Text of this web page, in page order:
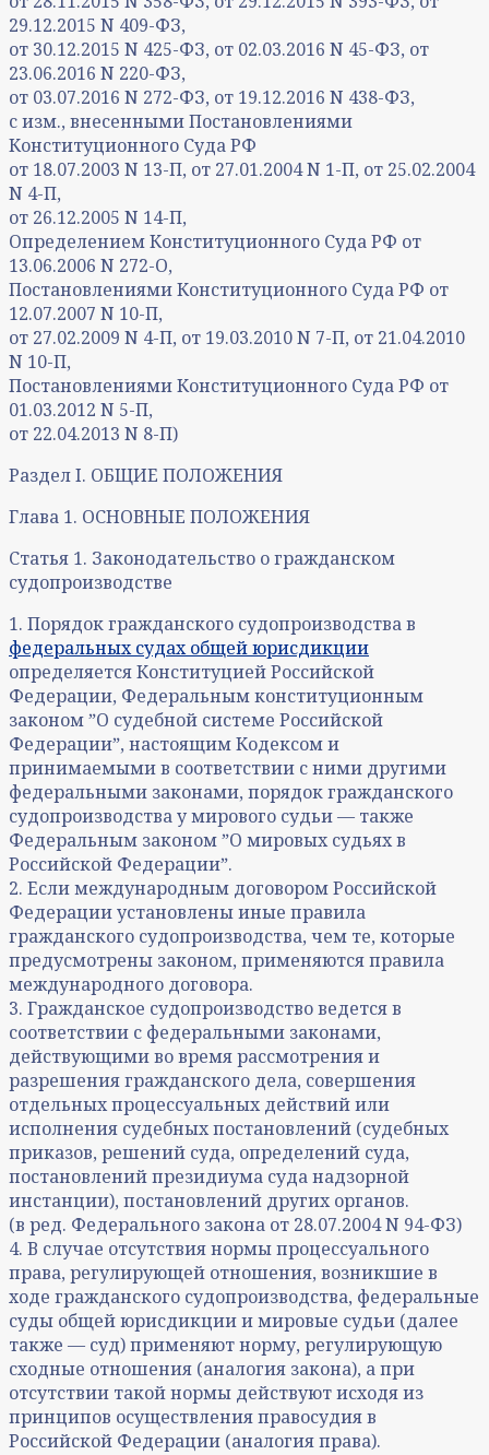
29.12.2015 N 409-ФЗ,
от 30.12.2015 N 425-ФЗ, от 02.03.2016 N 45-ФЗ, от
23.06.2016 N 220-ФЗ,
от 03.07.2016 N 272-ФЗ, от 19.12.2016 N 438-ФЗ,
с изм., внесенными Постановлениями
Конституционного Суда РФ
от 18.07.2003 N 13-П, от 27.01.2004 N 1-П, от 25.02.2004
N 4-П,
от 26.12.2005 N 14-П,
Определением Конституционного Суда РФ от
13.06.2006 N 272-О,
Постановлениями Конституционного Суда РФ от
12.07.2007 N 10-П,
от 27.02.2009 N 4-П, от 19.03.2010 N 7-П, от 21.04.2010
N 10-П,
Постановлениями Конституционного Суда РФ от
01.03.2012 N 5-П,
от 22.04.2013 N 8-П)
Раздел I. ОБЩИЕ ПОЛОЖЕНИЯ
Глава 1. ОСНОВНЫЕ ПОЛОЖЕНИЯ
Статья 1. Законодательство о гражданском
судопроизводстве
1. Порядок гражданского судопроизводства в
федеральных судах общей юрисдикции
определяется Конституцией Российской
Федерации, Федеральным конституционным
законом ˮО судебной системе Российской
Федерацииˮ, настоящим Кодексом и
принимаемыми в соответствии с ними другими
федеральными законами, порядок гражданского
судопроизводства у мирового судьи — также
Федеральным законом ˮО мировых судьях в
Российской Федерацииˮ.
2. Если международным договором Российской
Федерации установлены иные правила
гражданского судопроизводства, чем те, которые
предусмотрены законом, применяются правила
международного договора.
3. Гражданское судопроизводство ведется в
соответствии с федеральными законами,
действующими во время рассмотрения и
разрешения гражданского дела, совершения
отдельных процессуальных действий или
исполнения судебных постановлений (судебных
приказов, решений суда, определений суда,
постановлений президиума суда надзорной
инстанции), постановлений других органов.
(в ред. Федерального закона от 28.07.2004 N 94-ФЗ)
4. В случае отсутствия нормы процессуального
права, регулирующей отношения, возникшие в
ходе гражданского судопроизводства, федеральные
суды общей юрисдикции и мировые судьи (далее
также — суд) применяют норму, регулирующую
сходные отношения (аналогия закона), а при
отсутствии такой нормы действуют исходя из
принципов осуществления правосудия в
Российской Федерации (аналогия права).